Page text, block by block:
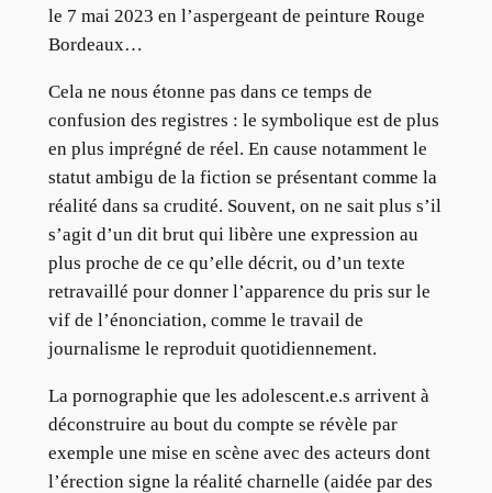
le 7 mai 2023 en l’aspergeant de peinture Rouge
Bordeaux…
Cela ne nous étonne pas dans ce temps de
confusion des registres : le symbolique est de plus
en plus imprégné de réel. En cause notamment le
statut ambigu de la fiction se présentant comme la
réalité dans sa crudité. Souvent, on ne sait plus s’il
s’agit d’un dit brut qui libère une expression au
plus proche de ce qu’elle décrit, ou d’un texte
retravaillé pour donner l’apparence du pris sur le
vif de l’énonciation, comme le travail de
journalisme le reproduit quotidiennement.
La pornographie que les adolescent.e.s arrivent à
déconstruire au bout du compte se révèle par
exemple une mise en scène avec des acteurs dont
l’érection signe la réalité charnelle (aidée par des